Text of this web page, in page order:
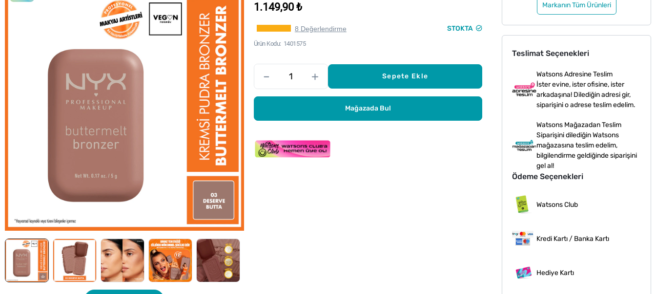
1.149,90 ₺
8 Değerlendirme STOKTA
Ürün Kodu 1401575
– + Sepete Ekle
Mağazada Bul
Markanın Tüm Ürünleri
Teslimat Seçenekleri
Watsons Adresine Teslim
İster evine, ister ofisine, ister
arkadaşına! Dilediğin adresi gir,
siparişini o adrese teslim edelim.
Watsons Mağazadan Teslim
Siparişini dilediğin Watsons
mağazasına teslim edelim,
bilgilendirme geldiğinde siparişini
gel al!
Ödeme Seçenekleri
Watsons Club
Kredi Kartı / Banka Kartı
Hediye Kartı